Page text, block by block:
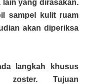
lain yang dirasakan.
sampel kulit ruam
akan diperiksa
langkah khusus
zoster. Tujuan